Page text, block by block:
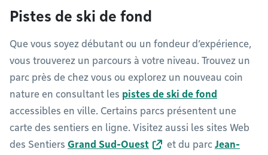
Pistes de ski de fond
Que vous soyez débutant ou un fondeur d’expérience,
vous trouverez un parcours à votre niveau. Trouvez un
parc près de chez vous ou explorez un nouveau coin
nature en consultant les pistes de ski de fond
accessibles en ville. Certains parcs présentent une
carte des sentiers en ligne. Visitez aussi les sites Web
des Sentiers Grand Sud-Ouest et du parc Jean-